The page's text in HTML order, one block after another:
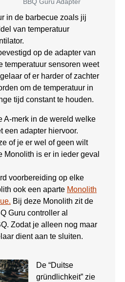
in de barbecue zoals jij
van temperatuur
op de adapter van
temperatuur sensoren weet
of er harder of zachter
om de temperatuur in
tijd constant te houden.
A-merk in de wereld welke
een adapter hiervoor.
of je er wel of geen wilt
Monolith is er in ieder geval
voorbereiding op elke
ook een aparte Monolith
Bij deze Monolith zit de
Guru controller al
Zodat je alleen nog maar
dient aan te sluiten.
De “Duitse
gründlichkeit” zie